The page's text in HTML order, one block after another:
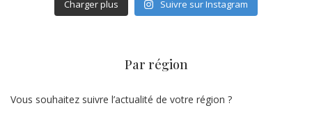
Charger plus Suivre sur Instagram
Par région
Vous souhaitez suivre l’actualité de votre région ?